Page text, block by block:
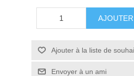
Ajouter à la liste de
Envoyer à un ami